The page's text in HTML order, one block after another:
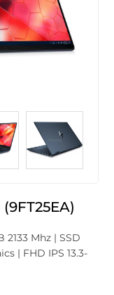
Mhz | SSD
| FHD IPS 13.3-